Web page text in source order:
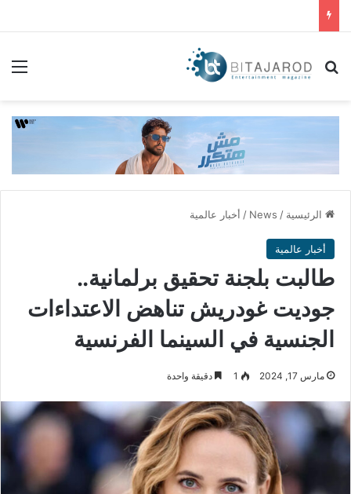
بحث عن
الرئيسية /
News
/ أخبار عالمية
أخبار عالمية
طالبت بلجنة تحقيق برلمانية..
جوديت غودريش تناهض الاعتداءات
الجنسية في السينما الفرنسية
مارس 17, 2024 1 دقيقة واحدة